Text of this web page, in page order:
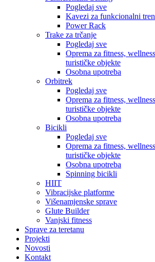
Pogledaj sve
Kavezi za funkcionalni
Power Rack
Trake za trčanje
Pogledaj sve
Oprema za fitness,
turističke objekte
Osobna upotreba
Orbitrek
Pogledaj sve
Oprema za fitness,
turističke objekte
Osobna upotreba
Bicikli
Pogledaj sve
Oprema za fitness,
turističke objekte
Osobna upotreba
Spinning bicikli
HIIT
Vibracijske platforme
Višenamjenske sprave
Glute Builder
Vanjski fitness
Sprave za teretanu
Projekti
Novosti
Kontakt